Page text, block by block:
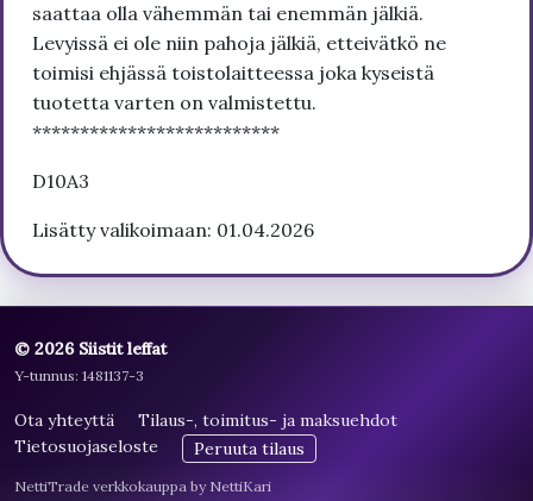
saattaa olla vähemmän tai enemmän jälkiä.
Levyissä ei ole niin pahoja jälkiä, etteivätkö ne
toimisi ehjässä toistolaitteessa joka kyseistä
tuotetta varten on valmistettu.
**************************
D10A3
Lisätty valikoimaan: 01.04.2026
© 2026 Siistit leffat
Y-tunnus: 1481137-3
Ota yhteyttä
Tilaus-, toimitus- ja maksuehdot
Tietosuojaseloste
Peruuta tilaus
NettiTrade verkkokauppa by NettiKari